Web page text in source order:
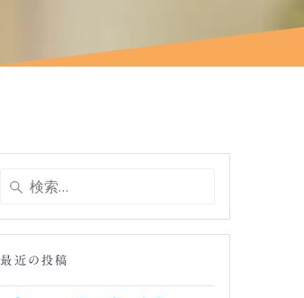
検
最近の投稿